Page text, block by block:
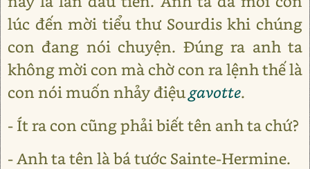
lúc đến mời tiểu thư Sourdis khi chúng
con đang nói chuyện. Đúng ra anh ta
không mời con mà chờ con ra lệnh thế là
con nói muốn nhảy điệugavotte.
- Ít ra con cũng phải biết tên anh ta chứ?
- Anh ta tên là bá tước Sainte-Hermine.